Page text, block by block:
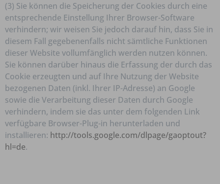
(3) Sie können die Speicherung der Cookies durch eine
entsprechende Einstellung Ihrer Browser-Software
verhindern; wir weisen Sie jedoch darauf hin, dass Sie in
diesem Fall gegebenenfalls nicht sämtliche Funktionen
dieser Website vollumfänglich werden nutzen können.
Sie können darüber hinaus die Erfassung der durch das
Cookie erzeugten und auf Ihre Nutzung der Website
bezogenen Daten (inkl. Ihrer IP-Adresse) an Google
sowie die Verarbeitung dieser Daten durch Google
verhindern, indem sie das unter dem folgenden Link
verfügbare Browser-Plug-in herunterladen und
installieren: http://tools.google.com/dlpage/gaoptout?
hl=de.